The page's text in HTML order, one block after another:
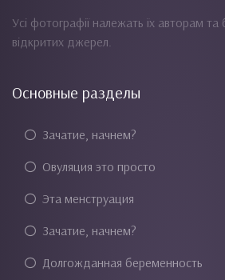
Усі фотографії належать їх авторам та
відкритих джерел.
Основные разделы
Зачатие, начнем?
Овуляция это просто
Эта менструация
Зачатие, начнем?
Долгожданная беременность